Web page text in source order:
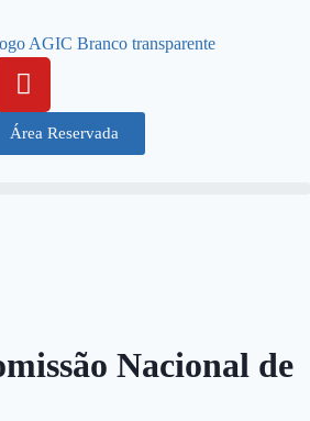
Área Reservada
Nacional de